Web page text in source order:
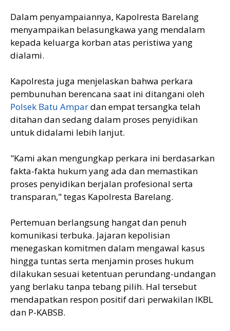
Dalam penyampaiannya, Kapolresta Barelang
menyampaikan belasungkawa yang mendalam
kepada keluarga korban atas peristiwa yang
dialami.
Kapolresta juga menjelaskan bahwa perkara
pembunuhan berencana saat ini ditangani oleh
Polsek Batu Ampardan empat tersangka telah
ditahan dan sedang dalam proses penyidikan
untuk didalami lebih lanjut.
"Kami akan mengungkap perkara ini berdasarkan
fakta-fakta hukum yang ada dan memastikan
proses penyidikan berjalan profesional serta
transparan," tegas Kapolresta Barelang.
Pertemuan berlangsung hangat dan penuh
komunikasi terbuka. Jajaran kepolisian
menegaskan komitmen dalam mengawal kasus
hingga tuntas serta menjamin proses hukum
dilakukan sesuai ketentuan perundang-undangan
yang berlaku tanpa tebang pilih. Hal tersebut
mendapatkan respon positif dari perwakilan IKBL
dan P-KABSB.